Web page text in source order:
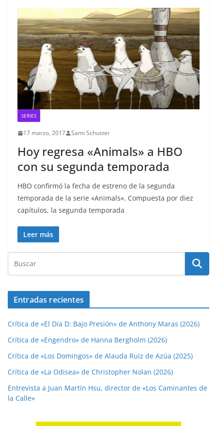
SERIES
17 marzo, 2017 Sami Schuster
Hoy regresa «Animals» a HBO
con su segunda temporada
HBO confirmó la fecha de estreno de la segunda
temporada de la serie «Animals«. Compuesta por diez
capítulos, la segunda temporada
Leer más
Entradas recientes
Crítica de «El Día D: Bajo Presión» de Anthony Maras (2026)
Crítica de «Engendro» de Hanna Bergholm (2026)
Crítica de «Los Domingos» de Alauda Ruiz de Azúa (2025)
Crítica de «La Odisea» de Christopher Nolan (2026)
Entrevista a Juan Martín Hsu, director de «Los Caminantes de
la Calle»